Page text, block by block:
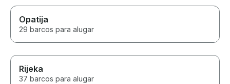
Opatija
29 barcos para alugar
Rijeka
37 barcos para alugar